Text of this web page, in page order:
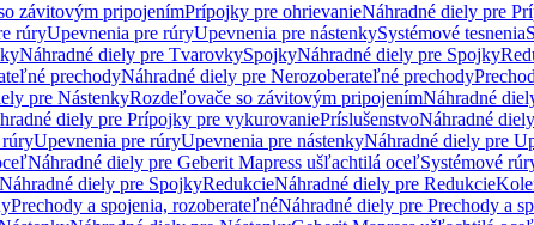
závitovým pripojenímPrípojky pre ohrievanieNáhradné diely pre
rúryUpevnenia pre rúryUpevnenia pre nástenkySystémové tesnenia
Náhradné diely pre TvarovkySpojkyNáhradné diely pre Spojky
prechodyNáhradné diely pre Nerozoberateľné prechody
pre NástenkyRozdeľovače so závitovým pripojenímNáhradné
diely pre Prípojky pre vykurovaniePríslušenstvoNáhradné
Upevnenia pre rúryUpevnenia pre nástenkyNáhradné diely pre
Náhradné diely pre Geberit Mapress ušľachtilá oceľSystémové
Náhradné diely pre SpojkyRedukcieNáhradné diely pre Redukcie
Prechody a spojenia, rozoberateľnéNáhradné diely pre Prechody a